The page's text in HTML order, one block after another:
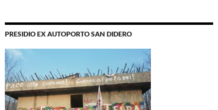
PRESIDIO EX AUTOPORTO SAN DIDERO